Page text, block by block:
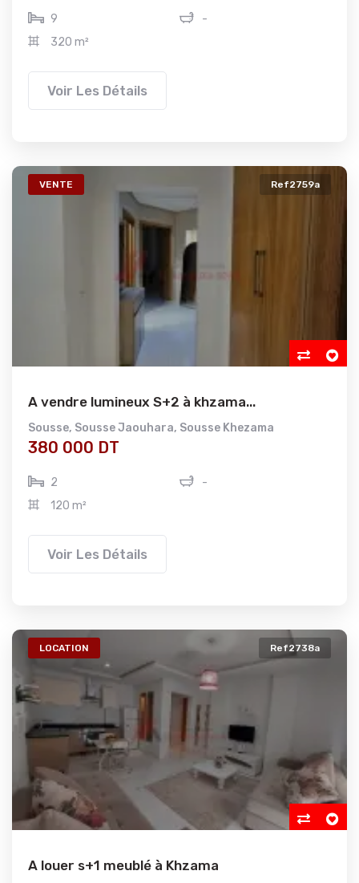
9
-
320 m²
Voir Les Détails
VENTE Ref2759a
A vendre lumineux S+2 à khzama...
Sousse, Sousse Jaouhara, Sousse Khezama
380 000 DT
2
-
120 m²
Voir Les Détails
LOCATION Ref2738a
A louer s+1 meublé à Khzama